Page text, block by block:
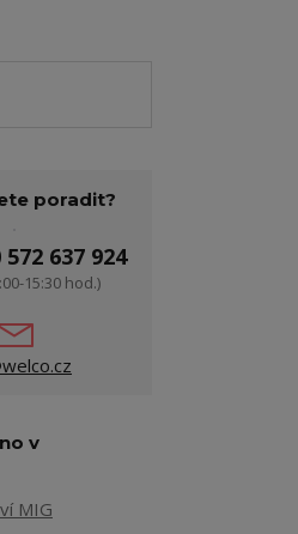
poradit?
637 924
15:30 hod.)
v
MIG